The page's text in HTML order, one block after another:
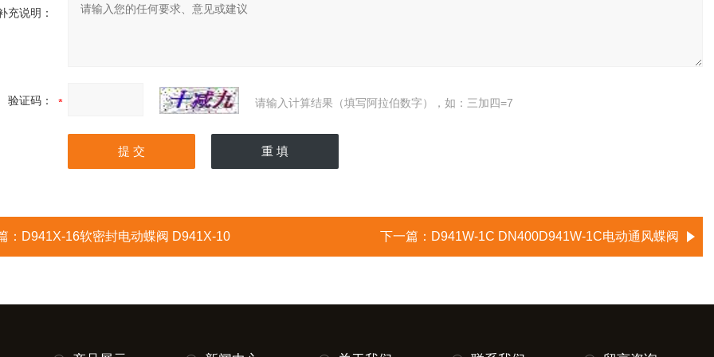
充说明：
验证码： 请输入计算结果（填写阿拉伯数字），如：三加四=7
： D941X-16软密封电动蝶阀 D941X-10 下一篇： D941W-1C DN400D941W-1C电动通风蝶阀